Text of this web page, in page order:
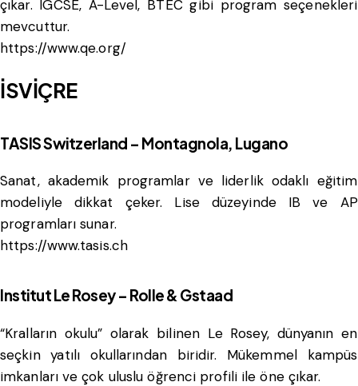
çıkar. IGCSE, A-Level, BTEC gibi program seçenekleri
mevcuttur.
https://www.qe.org/
İSVİÇRE
TASIS Switzerland – Montagnola, Lugano
Sanat, akademik programlar ve liderlik odaklı eğitim
modeliyle dikkat çeker. Lise düzeyinde IB ve AP
programları sunar.
https://www.tasis.ch
Institut Le Rosey – Rolle & Gstaad
“Kralların okulu” olarak bilinen Le Rosey, dünyanın en
seçkin yatılı okullarından biridir. Mükemmel kampüs
imkanları ve çok uluslu öğrenci profili ile öne çıkar.